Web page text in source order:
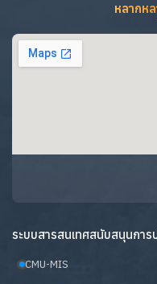
หลากห
ระบบสารสนเทศสนับสนุนการ
CMU-MIS